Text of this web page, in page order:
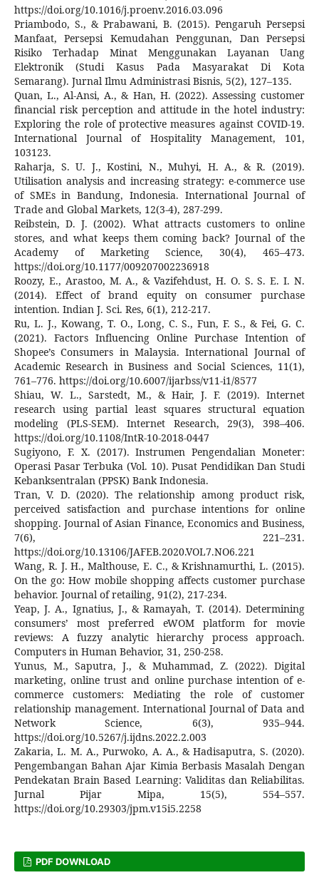
https://doi.org/10.1016/j.proenv.2016.03.096
Priambodo, S., & Prabawani, B. (2015). Pengaruh Persepsi
Manfaat, Persepsi Kemudahan Penggunan, Dan Persepsi
Risiko Terhadap Minat Menggunakan Layanan Uang
Elektronik (Studi Kasus Pada Masyarakat Di Kota
Semarang). Jurnal Ilmu Administrasi Bisnis, 5(2), 127–135.
Quan, L., Al-Ansi, A., & Han, H. (2022). Assessing customer
financial risk perception and attitude in the hotel industry:
Exploring the role of protective measures against COVID-19.
International Journal of Hospitality Management, 101,
103123.
Raharja, S. U. J., Kostini, N., Muhyi, H. A., & R. (2019).
Utilisation analysis and increasing strategy: e-commerce use
of SMEs in Bandung, Indonesia. International Journal of
Trade and Global Markets, 12(3-4), 287-299.
Reibstein, D. J. (2002). What attracts customers to online
stores, and what keeps them coming back? Journal of the
Academy of Marketing Science, 30(4), 465–473.
https://doi.org/10.1177/009207002236918
Roozy, E., Arastoo, M. A., & Vazifehdust, H. O. S. S. E. I. N.
(2014). Effect of brand equity on consumer purchase
intention. Indian J. Sci. Res, 6(1), 212-217.
Ru, L. J., Kowang, T. O., Long, C. S., Fun, F. S., & Fei, G. C.
(2021). Factors Influencing Online Purchase Intention of
Shopee’s Consumers in Malaysia. International Journal of
Academic Research in Business and Social Sciences, 11(1),
761–776. https://doi.org/10.6007/ijarbss/v11-i1/8577
Shiau, W. L., Sarstedt, M., & Hair, J. F. (2019). Internet
research using partial least squares structural equation
modeling (PLS-SEM). Internet Research, 29(3), 398–406.
https://doi.org/10.1108/IntR-10-2018-0447
Sugiyono, F. X. (2017). Instrumen Pengendalian Moneter:
Operasi Pasar Terbuka (Vol. 10). Pusat Pendidikan Dan Studi
Kebanksentralan (PPSK) Bank Indonesia.
Tran, V. D. (2020). The relationship among product risk,
perceived satisfaction and purchase intentions for online
shopping. Journal of Asian Finance, Economics and Business,
7(6), 221–231.
https://doi.org/10.13106/JAFEB.2020.VOL7.NO6.221
Wang, R. J. H., Malthouse, E. C., & Krishnamurthi, L. (2015).
On the go: How mobile shopping affects customer purchase
behavior. Journal of retailing, 91(2), 217-234.
Yeap, J. A., Ignatius, J., & Ramayah, T. (2014). Determining
consumers’ most preferred eWOM platform for movie
reviews: A fuzzy analytic hierarchy process approach.
Computers in Human Behavior, 31, 250-258.
Yunus, M., Saputra, J., & Muhammad, Z. (2022). Digital
marketing, online trust and online purchase intention of e-
commerce customers: Mediating the role of customer
relationship management. International Journal of Data and
Network Science, 6(3), 935–944.
https://doi.org/10.5267/j.ijdns.2022.2.003
Zakaria, L. M. A., Purwoko, A. A., & Hadisaputra, S. (2020).
Pengembangan Bahan Ajar Kimia Berbasis Masalah Dengan
Pendekatan Brain Based Learning: Validitas dan Reliabilitas.
Jurnal Pijar Mipa, 15(5), 554–557.
https://doi.org/10.29303/jpm.v15i5.2258
PDF DOWNLOAD